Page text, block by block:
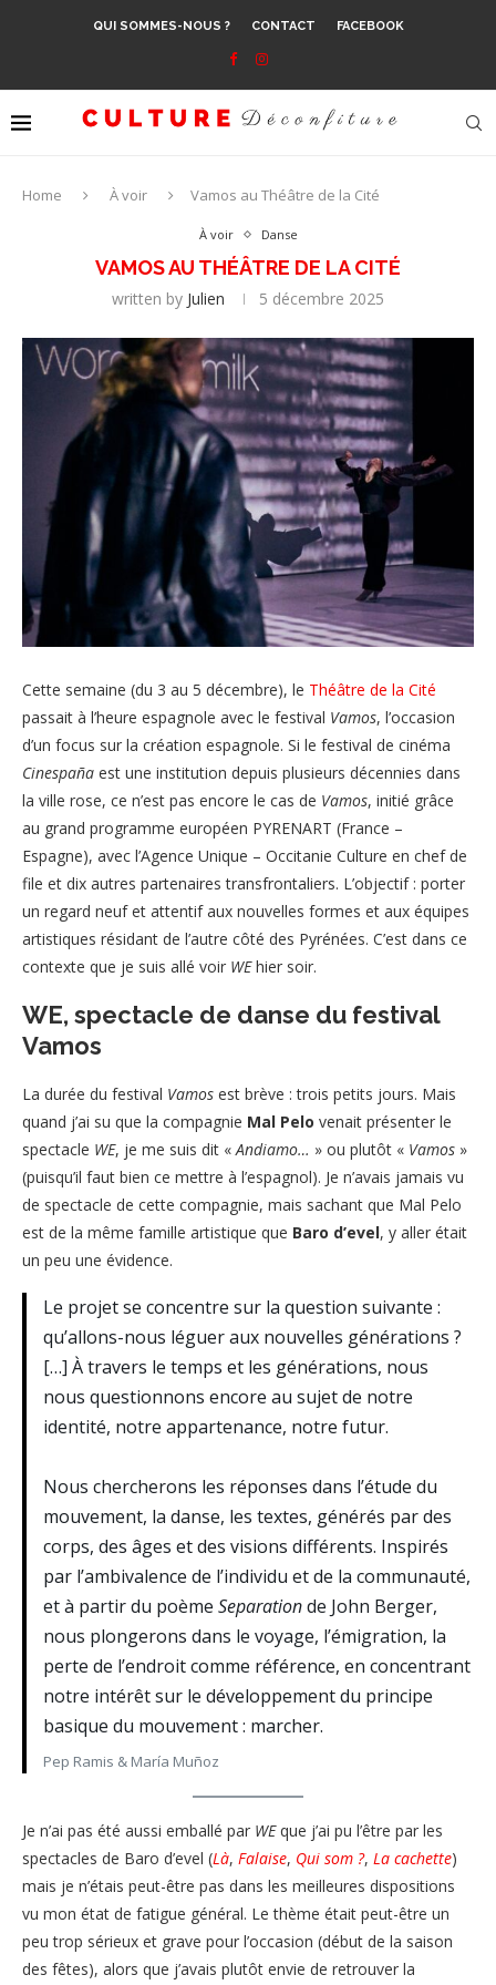
QUI SOMMES-NOUS ? CONTACT FACEBOOK
Home À voir Vamos au Théâtre de la Cité
À voir Danse
VAMOS AU THÉÂTRE DE LA CITÉ
written by Julien 5 décembre 2025
Cette semaine (du 3 au 5 décembre), le Théâtre de la Cité
passait à l’heure espagnole avec le festival Vamos, l’occasion
d’un focus sur la création espagnole. Si le festival de cinéma
Cinespaña est une institution depuis plusieurs décennies dans
la ville rose, ce n’est pas encore le cas de Vamos, initié grâce
au grand programme européen PYRENART (France –
Espagne), avec l’Agence Unique – Occitanie Culture en chef de
file et dix autres partenaires transfrontaliers. L’objectif : porter
un regard neuf et attentif aux nouvelles formes et aux équipes
artistiques résidant de l’autre côté des Pyrénées. C’est dans ce
contexte que je suis allé voir WEhier soir.
WE, spectacle de danse du festival
Vamos
La durée du festival Vamos est brève : trois petits jours. Mais
quand j’ai su que la compagnie Mal Pelo venait présenter le
spectacle WE, je me suis dit «Andiamo… » ou plutôt « Vamos »
(puisqu’il faut bien ce mettre à l’espagnol). Je n’avais jamais vu
de spectacle de cette compagnie, mais sachant que Mal Pelo
est de la même famille artistique que Baro d’evel, y aller était
un peu une évidence.
Le projet se concentre sur la question suivante :
qu’allons-nous léguer aux nouvelles générations ?
[…] À travers le temps et les générations, nous
nous questionnons encore au sujet de notre
identité, notre appartenance, notre futur.
Nous chercherons les réponses dans l’étude du
mouvement, la danse, les textes, générés par des
corps, des âges et des visions différents. Inspirés
par l’ambivalence de l’individu et de la communauté,
et à partir du poème Separationde John Berger,
nous plongerons dans le voyage, l’émigration, la
perte de l’endroit comme référence, en concentrant
notre intérêt sur le développement du principe
basique du mouvement : marcher.
Pep Ramis & María Muñoz
Je n’ai pas été aussi emballé par WEque j’ai pu l’être par les
spectacles de Baro d’evel (Là, Falaise, Qui som ?, La cachette)
mais je n’étais peut-être pas dans les meilleures dispositions
vu mon état de fatigue général. Le thème était peut-être un
peu trop sérieux et grave pour l’occasion (début de la saison
des fêtes), alors que j’avais plutôt envie de retrouver la